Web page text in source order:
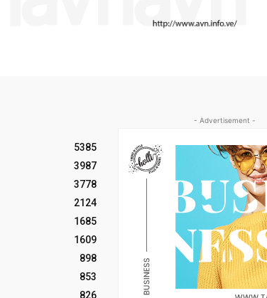
5385
3987
3778
2124
1685
1609
898
853
826
- Advertisement -